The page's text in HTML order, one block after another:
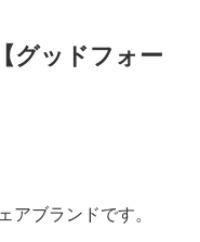
グッドフォー
アブランドです。